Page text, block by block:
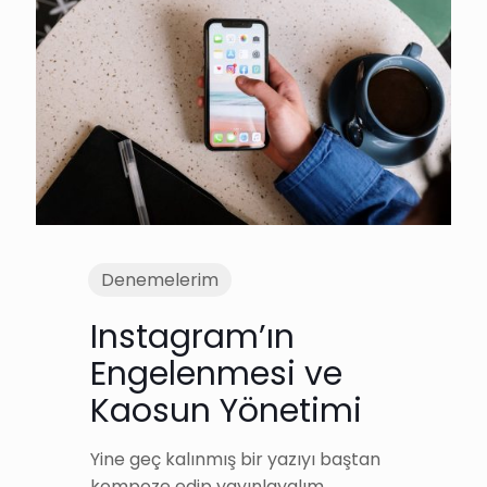
Denemelerim
Instagram’ın
Engelenmesi ve
Kaosun Yönetimi
Yine geç kalınmış bir yazıyı baştan